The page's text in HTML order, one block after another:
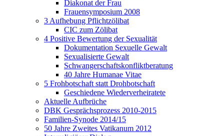
Diakonat der Frau
Frauensymposium 2008
3 Aufhebung Pflichtzölibat
CIC zum Zölibat
4 Positive Bewertung der Sexualität
Dokumentation Sexuelle Gewalt
Sexualisierte Gewalt
Schwangerschaftskonfliktberatung
40 Jahre Humanae Vitae
5 Frohbotschaft statt Drohbotschaft
Geschiedene Wiederverheiratete
Aktuelle Aufbrüche
DBK Gesprächsprozess 2010-2015
Familien-Synode 2014/15
50 Jahre Zweites Vatikanum 2012